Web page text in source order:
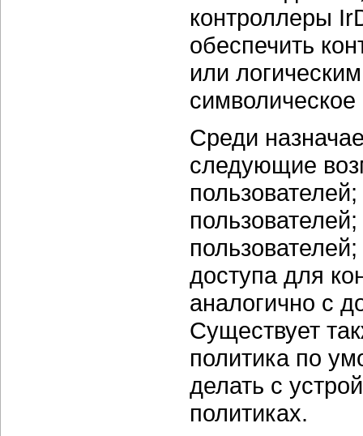
контроллеры
обеспечить
или
Среди
следующие
доступа для
аналогично с
Существует
политика по
делать с
политиках.